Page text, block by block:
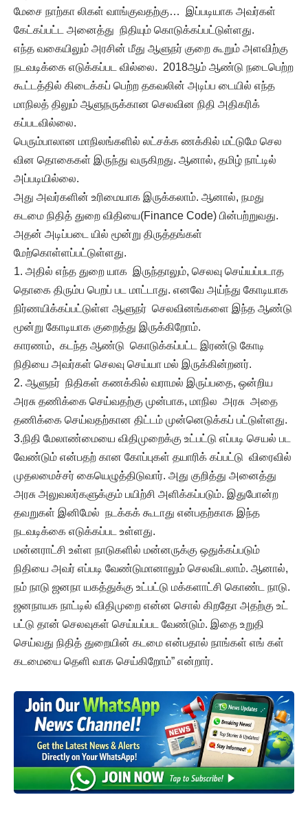
மேசை நாற்கா லிகள் வாங்குவதற்கு… இப்படியாக அவர்கள்
கேட்கப்பட்ட அனைத்து நிதியும் கொடுக்கப்பட்டுள்ளது.
எந்த வகையிலும் அரசின் மீது ஆளுநர் குறை கூறும் அளவிற்கு
நடவடிக்கை எடுக்கப்பட வில்லை. 2018ஆம் ஆண்டு நடைபெற்ற
கூட்டத்தில் கிடைக்கப் பெற்ற தகவலின் அடிப்ப டையில் எந்த
மாநிலத் திலும் ஆளுநருக்கான செலவின நிதி அதிகரிக்
கப்படவில்லை.
பெரும்பாலான மாநிலங்களில் லட்சக்க ணக்கில் மட்டுமே செல
வின தொகைகள் இருந்து வருகிறது. ஆனால், தமிழ் நாட்டில்
அப்படியில்லை.
அது அவர்களின் உரிமையாக இருக்கலாம். ஆனால், நமது
கடமை நிதித் துறை விதியை(Finance Code) பின்பற்றுவது.
அதன் அடிப்படை யில் மூன்று திருத்தங்கள்
மேற்கொள்ளப்பட்டுள்ளது.
1. அதில் எந்த துறை யாக இருந்தாலும், செலவு செய்யப்படாத
தொகை திரும்ப பெறப் பட மாட்டாது. எனவே அய்ந்து கோடியாக
நிர்ணயிக்கப்பட்டுள்ள ஆளுநர் செலவினங்களை இந்த ஆண்டு
மூன்று கோடியாக குறைத்து இருக்கிறோம்.
காரணம், கடந்த ஆண்டு கொடுக்கப்பட்ட இரண்டு கோடி
நிதியை அவர்கள் செலவு செய்யா மல் இருக்கின்றனர்.
2. ஆளுநர் நிதிகள் கணக்கில் வராமல் இருப்பதை, ஒன்றிய
அரசு தணிக்கை செய்வதற்கு முன்பாக, மாநில அரசு அதை
தணிக்கை செய்வதற்கான திட்டம் முன்னெடுக்கப் பட்டுள்ளது.
3.நிதி மேலாண்மையை விதிமுறைக்கு உட்பட்டு எப்படி செயல் பட
வேண்டும் என்பதற் கான கோப்புகள் தயாரிக் கப்பட்டு விரைவில்
முதலமைச்சர் கையெழுத்திடுவார். அது குறித்து அனைத்து
அரசு அலுவலர்களுக்கும் பயிற்சி அளிக்கப்படும். இதுபோன்ற
தவறுகள் இனிமேல் நடக்கக் கூடாது என்பதற்காக இந்த
நடவடிக்கை எடுக்கப்பட உள்ளது.
மன்னராட்சி உள்ள நாடுகளில் மன்னருக்கு ஒதுக்கப்படும்
நிதியை அவர் எப்படி வேண்டுமானாலும் செலவிடலாம். ஆனால்,
நம் நாடு ஜனநா யகத்துக்கு உட்பட்டு மக்களாட்சி கொண்ட நாடு.
ஜனநாயக நாட்டில் விதிமுறை என்ன சொல் கிறதோ அதற்கு உட்
பட்டு தான் செலவுகள் செய்யப்பட வேண்டும். இதை உறுதி
செய்வது நிதித் துறையின் கடமை என்பதால் நாங்கள் எங் கள்
கடமையை தெளி வாக செய்கிறோம்” என்றார்.